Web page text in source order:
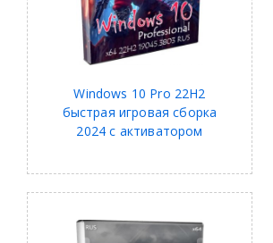
Windows 10 Pro 22H2
быстрая игровая сборка
2024 с активатором